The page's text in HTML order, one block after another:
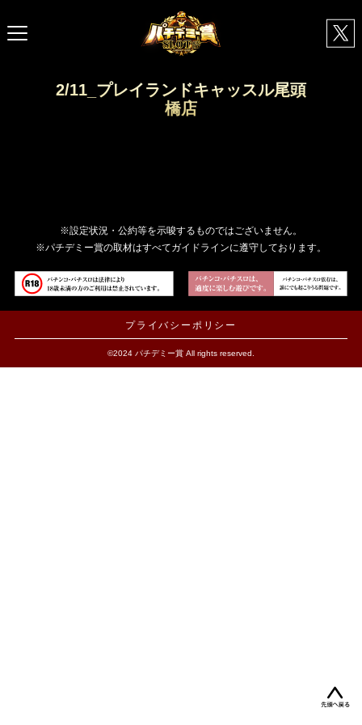
2/11_プレイランドキャッスル尾頭
橋店
※設定状況・公約等を示唆するものではございません。
※パチデミー賞の取材はすべてガイドラインに遵守しております。
プライバシーポリシー
©2024 パチデミー賞 All rights reserved.